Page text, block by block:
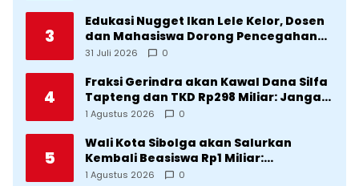
3
Edukasi Nugget Ikan Lele Kelor, Dosen
dan Mahasiswa Dorong Pencegahan
Stunting di Desa Silangkitang
31 Juli 2026 0
4
Fraksi Gerindra akan Kawal Dana Silfa
Tapteng dan TKD Rp298 Miliar: Jangan
Sampai Pekerjaan Pusat dan Provinsi
1 Agustus 2026 0
5
Wali Kota Sibolga akan Salurkan
Kembali Beasiswa Rp1 Miliar:
Diproritaskan Mahasiswa Korban
1 Agustus 2026 0